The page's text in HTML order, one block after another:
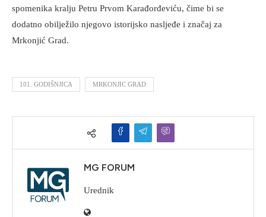
spomenika kralju Petru Prvom Karađorđeviću, čime bi se
dodatno obilježilo njegovo istorijsko nasljeđe i značaj za
Mrkonjić Grad.
101. GODIŠNJICA MRKONJIC GRAD
MG FORUM
Urednik